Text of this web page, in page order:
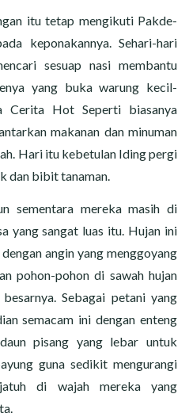
itu tetap mengikuti Pakde-
keponakannya. Sehari-hari
sesuap nasi membantu
yang buka warung kecil-
Cerita Hot Seperti biasanya
makanan dan minuman
Hari itu kebetulan Iding pergi
dan bibit tanaman.
sementara mereka masih di
yang sangat luas itu. Hujan ini
angin yang menggoyang
pohon-pohon di sawah hujan
Sebagai petani yang
semacam ini dengan enteng
pisang yang lebar untuk
guna sedikit mengurangi
di wajah mereka yang